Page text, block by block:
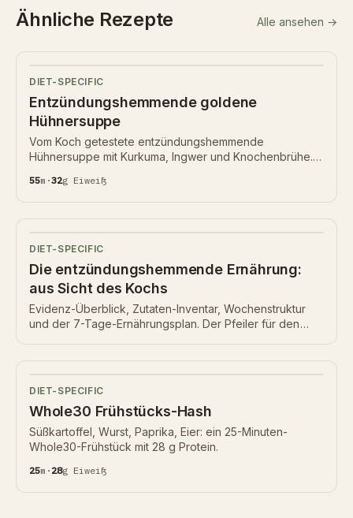
Ähnliche Rezepte Alle ansehen →
DIET-SPECIFIC
Entzündungshemmende goldene
Hühnersuppe
Vom Koch getestete entzündungshemmende
Hühnersuppe mit Kurkuma, Ingwer und Knochenbrühe.
55m ·32g Eiweiß
DIET-SPECIFIC
Die entzündungshemmende Ernährung:
aus Sicht des Kochs
Evidenz-Überblick, Zutaten-Inventar, Wochenstruktur
und der 7-Tage-Ernährungsplan. Der Pfeiler für den
DIET-SPECIFIC
Whole30 Frühstücks-Hash
Süßkartoffel, Wurst, Paprika, Eier: ein 25-Minuten-
Whole30-Frühstück mit 28 g Protein.
25m · 28g Eiweiß